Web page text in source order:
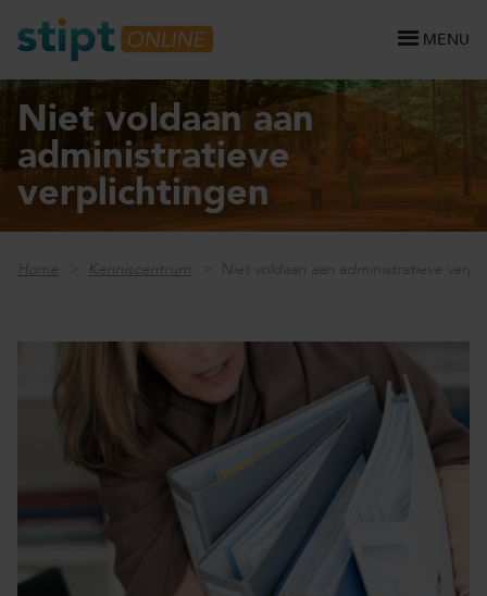
MENU
Niet voldaan aan
administratieve
verplichtingen
Home Kenniscentrum Niet voldaan aan administratieve